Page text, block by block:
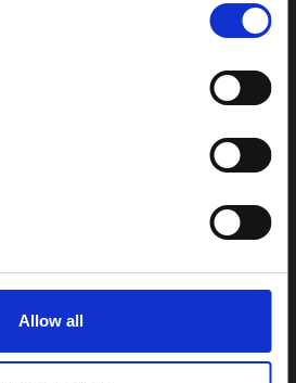
Allow all
الأدلة.
جينجر أ. جونسون
الاجتماعية من أجل العمل
أهم الدروس المستفادة بشأن حشد الأدلة
لتفشي الأمراض وحالات الطوارئ الصحية